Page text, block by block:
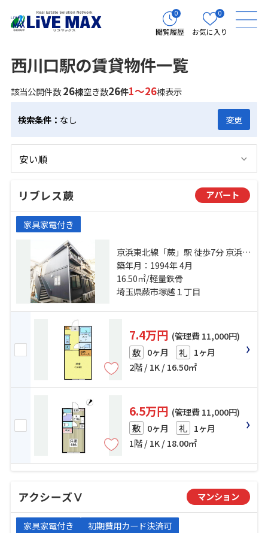
0
閲覧履歴
0
お気に入り
西川口駅の賃貸物件一覧
該当公開件数26棟空き数26件1～26棟表示
検索条件： なし 変更
リブレス蕨 アパート
家具家電付き
京浜東北線「蕨」駅 徒歩7分 京浜東
北線「西川口」駅 徒歩19分 埼京線
「戸田」駅 徒歩37分
築年月：1994年 4月
16.50㎡/軽量鉄骨
埼玉県蕨市塚越１丁目
7.4万円 (管理費 11,000円)
敷 0ヶ月 礼 1ヶ月
2階 / 1K / 16.50㎡
6.5万円 (管理費 11,000円)
敷 0ヶ月 礼 1ヶ月
1階 / 1K / 18.00㎡
アクシーズⅤ マンション
家具家電付き 初期費用カード決済可